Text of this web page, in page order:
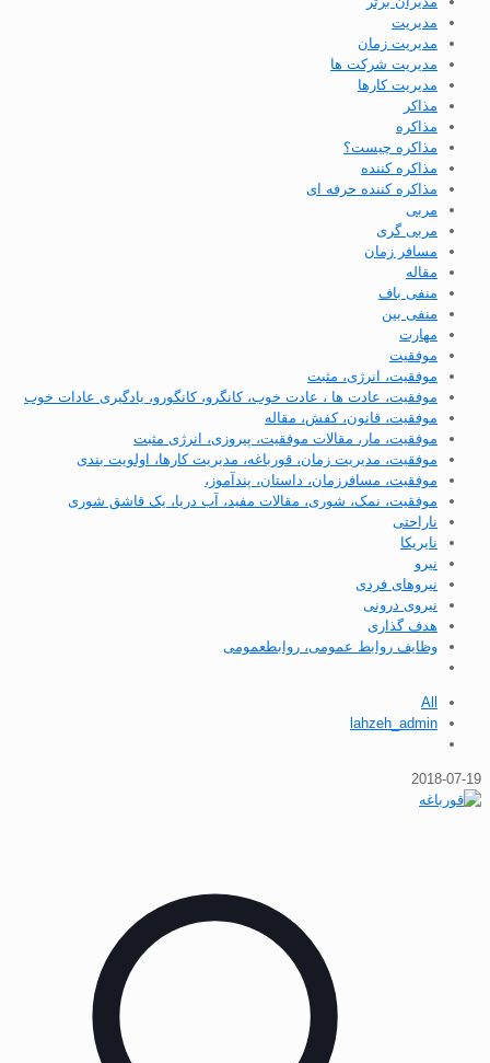
مدیریت
مدیریت زمان
مدیریت شرکت ها
مدیریت کارها
مذاکر
مذاکره
مذاکره چیست؟
مذاکره کننده
مذاکره کننده حرفه‌ ای
مربی
مربی گری
مسافر زمان
مقاله
منفی باف
منفی بین
مهارت
موفقیت
موفقیت، انرژی، مثبت
موفقیت، عادت ها ، عادت خوب، کانگرو، کانگورو، یادگیری عادات خوب
موفقیت، قانون، کفش، مقاله
موفقیت، مار، مقالات موفقیت، پیروزی، انرژی مثبت
موفقیت، مدیریت زمان، قورباغه، مدیریت کارها، اولویت بندی
موفقیت، مسافرزمان، داستان، پندآموز،
موفقیت، نمک، شوری، مقالات مفید، آب دریا، یک قاشق شوری
ناراحتی
نایریکا
نیرو
نیروهای فردی
نیروی درونی
هدف گذاری
وظایف روابط عمومی، روابطعمومی
All
lahzeh_admin
2018-07-19